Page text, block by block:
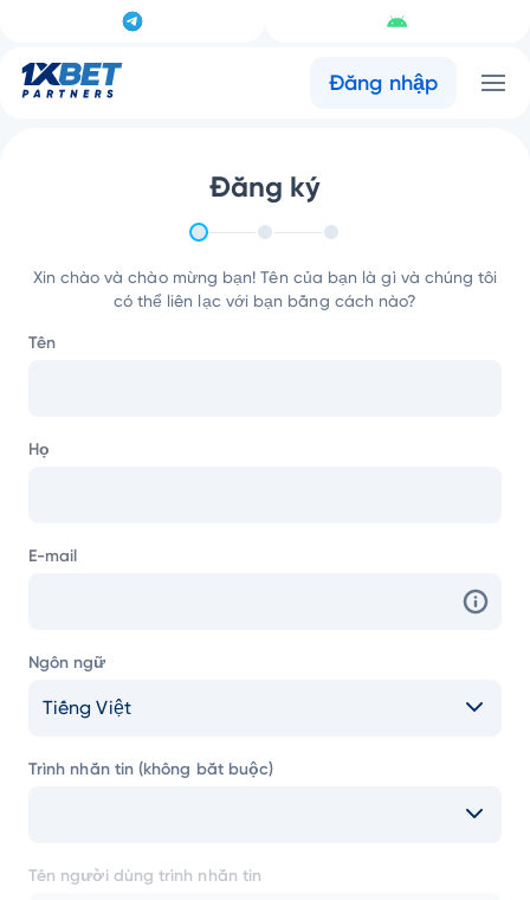
Đăng nhập
Đăng ký
Xin chào và chào mừng bạn! Tên của bạn là gì và chúng tôi
có thể liên lạc với bạn bằng cách nào?
Tên
Họ
E-mail
Ngôn ngữ
Tiếng Việt
Trình nhắn tin (không bắt buộc)
Tên người dùng trình nhắn tin